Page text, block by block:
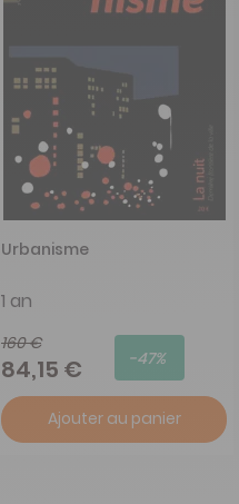
Urbanisme
1 an
160 €
84,15 € -47%
Ajouter au panier